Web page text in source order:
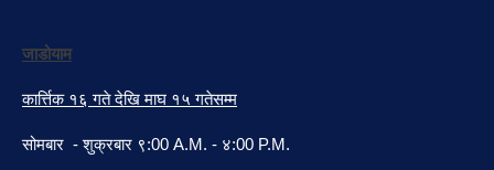
जाडोयाम
कार्त्तिक १६ गते देखि माघ १५ गतेसम्म
सोमबार - शुक्रबार ९:00 A.M. - ४:00 P.M.